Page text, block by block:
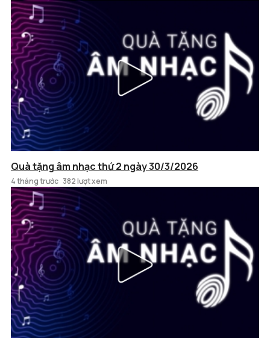
Quà tặng âm nhạc thứ 2 ngày 30/3/2026
4 tháng trước 382 lượt xem